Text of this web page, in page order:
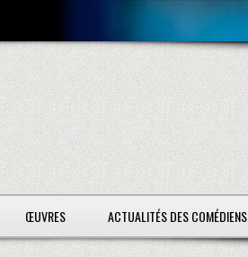
ŒUVRES ACTUALITÉS DES COMÉDIENS